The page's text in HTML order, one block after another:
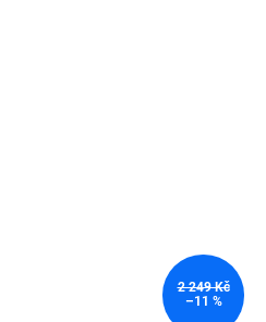
2 249 Kč
–11 %